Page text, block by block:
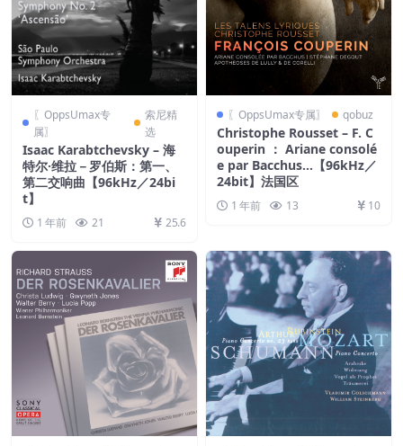
〖OppsUmax专
属〗
索尼精
选
Isaac Karabtchevsky – 海
特尔·维拉－罗伯斯：第一、
第二交响曲【96kHz／24bi
t】
1 年前 21 25.6
〖OppsUmax专属〗 qobuz
Christophe Rousset – F. C
ouperin ： Ariane consolé
e par Bacchus…【96kHz／
24bit】法国区
1 年前 13 10